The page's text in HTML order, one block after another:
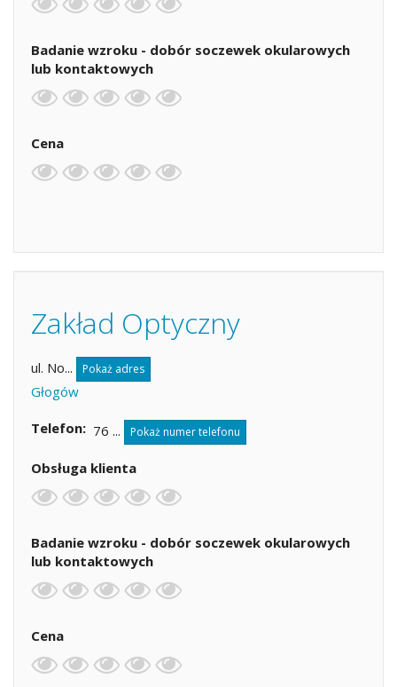
Badanie wzroku - dobór soczewek okularowych
lub kontaktowych
Cena
Zakład Optyczny
ul. No... Pokaż adres
Głogów
Telefon 76 ... Pokaż numer telefonu
Obsługa klienta
Badanie wzroku - dobór soczewek okularowych
lub kontaktowych
Cena